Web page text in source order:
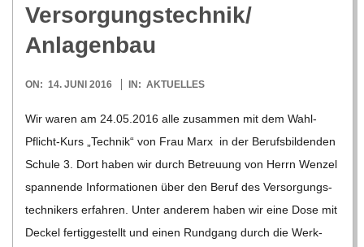
Versorgungstechnik/​
Anlagenbau
2016-
ON: 14. JUNI 2016 IN: AKTUELLES
Wir waren am 24.05.2016 alle zusam­men mit dem Wahl-
Pflicht-Kurs „Tech­nik“ von Frau Marx in der Berufs­bil­den­den
Schule 3. Dort haben wir durch Betreu­ung von Herrn Wen­zel
span­nende Informa­tionen über den Beruf des Ver­sor­gungs­
tech­ni­kers erfah­ren. Unter ande­rem haben wir eine Dose mit
Deckel fer­tig­ge­stellt und einen Rund­gang durch die Werk­